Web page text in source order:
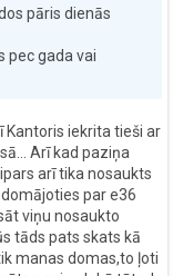
pāris dienās
pec gada vai
Kantoris iekrita tieši ar
Arī kad paziņa
arī tika nosaukts
par e36
viņu nosaukto
tāds pats skats kā
manas domas,to ļoti